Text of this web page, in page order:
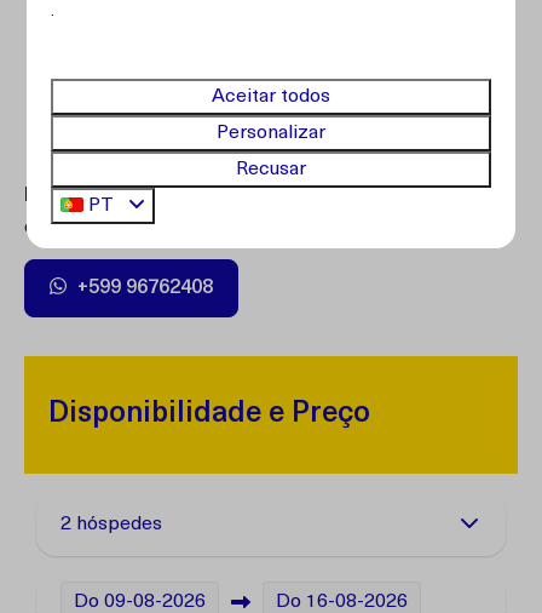
Dúvidas?Entre em contato com nosso atendimento ao
cliente.
+599 96762408
Disponibilidade e Preço
2 hóspedes
Do 09-08-2026 Do 16-08-2026
.
Aceitar todos
Personalizar
Recusar
PT